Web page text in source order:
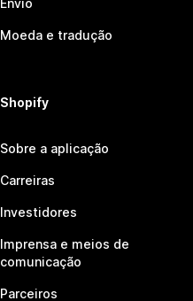
Envio
Moeda e tradução
Shopify
Sobre a aplicação
Carreiras
Investidores
Imprensa e meios de
comunicação
Parceiros